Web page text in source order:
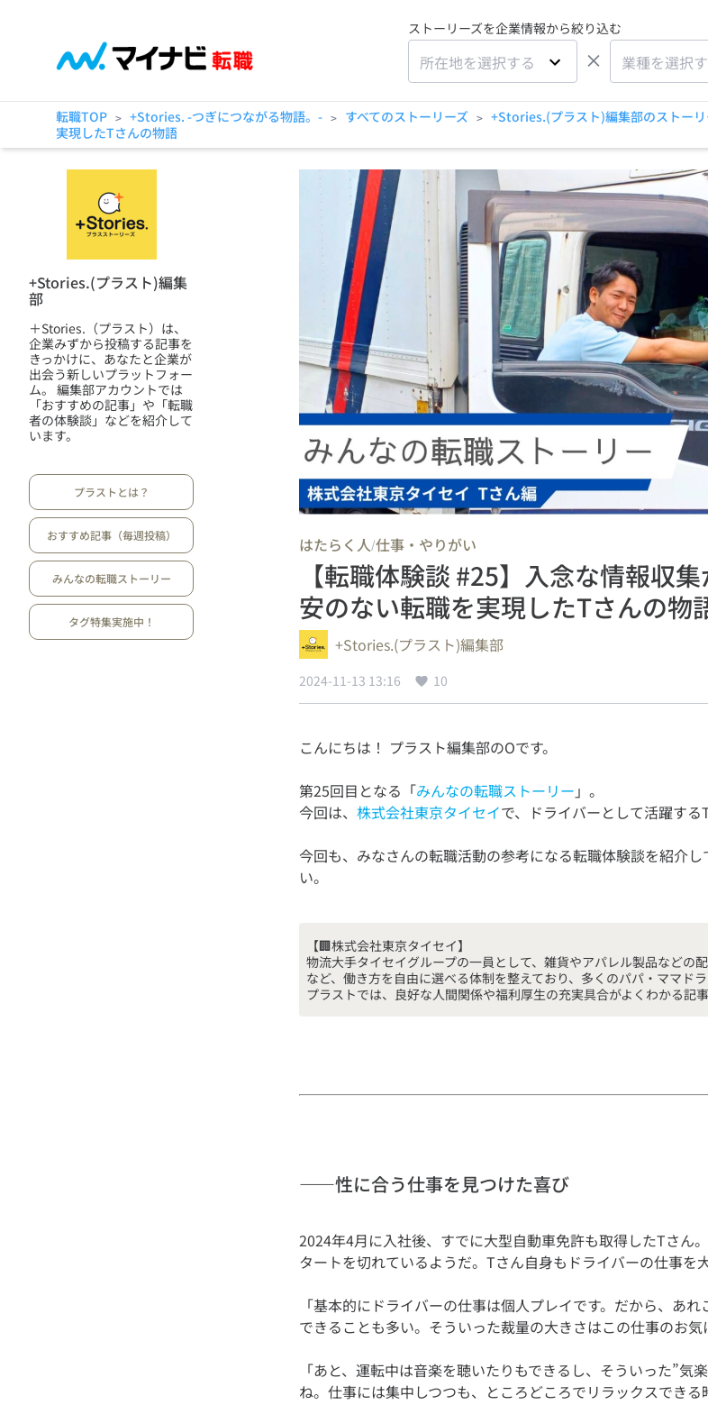
ストーリーズを企業情報から絞り込む
所在地を選択する × 業種を選択
転職TOP > +Stories. -つぎにつながる物語。- > すべてのストーリーズ > +Stories.(プラスト)編集部のストー
実現したTさんの物語
+Stories.(プラスト)編集
部
＋Stories.（プラスト）は、
企業みずから投稿する記事を
きっかけに、あなたと企業が
出会う新しいプラットフォー
ム。 編集部アカウントでは
「おすすめの記事」や「転職
者の体験談」などを紹介して
います。
プラストとは？
おすすめ記事（毎週投稿）
みんなの転職ストーリー
タグ特集実施中！
はたらく人/仕事・やりがい
【転職体験談 #25】入念な情報収
安のない転職を実現したTさんの物
+Stories.(プラスト)編集部
2024-11-13 13:16 10
第25回目となる「みんなの転職ストーリー 」。
今回は、 株式会社東京タイセイ
今回も、みなさんの転職活動の参考になる転職体験談を紹介
【🏢株式会社東京タイセイ】
物流大手タイセイグループの一員として、雑貨やアパレル製品などの
など、働き方を自由に選べる体制を整えており、多くのパパ・ママドラ
——性に合う仕事を見つけた喜び
2024年4月に入社後、すでに大型自動車免許も取得したTさん
「基本的にドライバーの仕事は個人プレイです。だから、あ
「あと、運転中は音楽を聴いたりもできるし、そういった”気
ね。仕事には集中しつつも、ところどころでリラックスでき